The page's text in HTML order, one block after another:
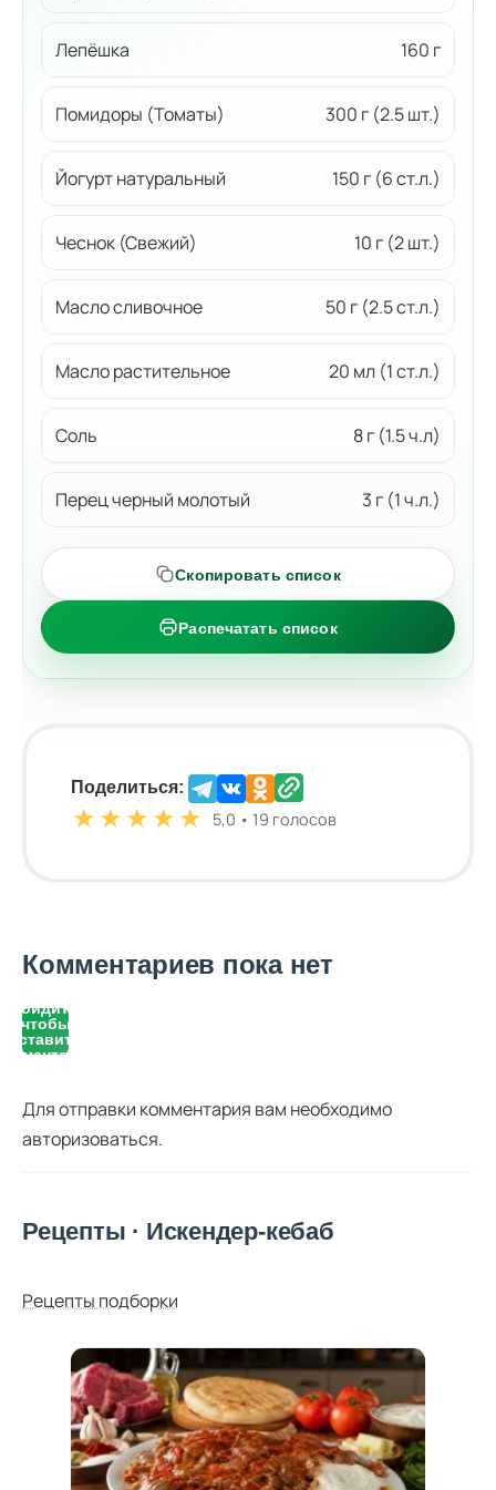
Лепёшка 160 г
Помидоры (Томаты) 300 г (2.5 шт.)
Йогурт натуральный 150 г (6 ст.л.)
Чеснок (Свежий) 10 г (2 шт.)
Масло сливочное 50 г (2.5 ст.л.)
Масло растительное 20 мл (1 ст.л.)
Соль 8 г (1.5 ч.л)
Перец черный молотый 3 г (1 ч.л.)
Скопировать список
Распечатать список
Поделиться:
★ ★ ★ ★ ★ 5,0 • 19 голосов
Комментариев пока нет
Войдите,
чтобы
оставить
Для отправки комментария вам необходимо
авторизоваться.
Рецепты · Искендер-кебаб
Рецепты подборки